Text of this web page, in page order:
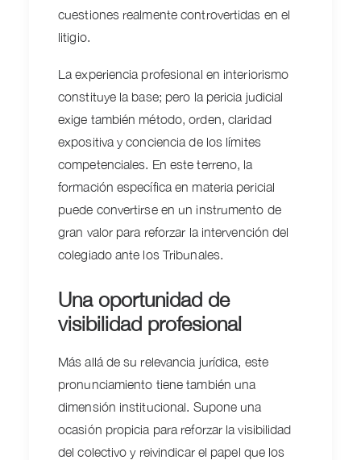
cuestiones realmente controvertidas en el
litigio.
La experiencia profesional en interiorismo
constituye la base; pero la pericia judicial
exige también método, orden, claridad
expositiva y conciencia de los límites
competenciales. En este terreno, la
formación específica en materia pericial
puede convertirse en un instrumento de
gran valor para reforzar la intervención del
colegiado ante los Tribunales.
Una oportunidad de
visibilidad profesional
Más allá de su relevancia jurídica, este
pronunciamiento tiene también una
dimensión institucional. Supone una
ocasión propicia para reforzar la visibilidad
del colectivo y reivindicar el papel que los